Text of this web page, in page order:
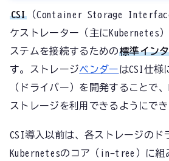
CSI （Container Storage
ケストレーター（主にKubernetes
ステムを接続するための標準イン
す。ストレージベンダーはCSI仕様
（ドライバー）を開発することで
ストレージを利用できるようにでき
CSI導入以前は、各ストレージのド
Kubernetesのコア（in-tree）に組